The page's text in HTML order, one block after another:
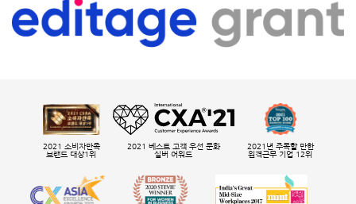
2021 소비자만족
브랜드 대상1위
2021 베스트 고객 우선 문화
실버 어워드
2021년 주목할 만한
원격근무 기업 12위